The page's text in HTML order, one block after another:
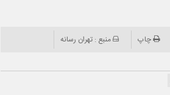
چاپ منبع : تهران رسانه